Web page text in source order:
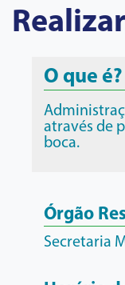
O que é?
através de
boca.
Órgão
Secretaria